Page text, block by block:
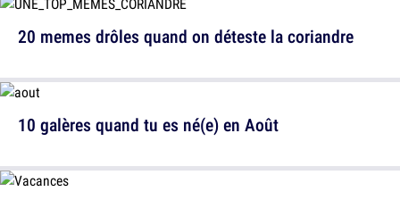
20 memes drôles quand on déteste la coriandre
10 galères quand tu es né(e) en Août